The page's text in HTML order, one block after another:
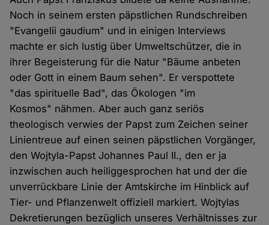
Noch in seinem ersten päpstlichen Rundschreiben
"Evangelii gaudium" und in einigen Interviews
machte er sich lustig über Umweltschützer, die in
ihrer Begeisterung für die Natur "Bäume anbeten
oder Gott in einem Baum sehen". Er verspottete
"das spirituelle Bad", das Ökologen "im
Kosmos" nähmen. Aber auch ganz seriös
theologisch verwies der Papst zum Zeichen seiner
Linientreue auf einen seinen päpstlichen Vorgänger,
den Wojtyla-Papst Johannes Paul II., den er ja
inzwischen auch heiliggesprochen hat und der die
unverrückbare Linie der Amtskirche im Hinblick auf
Tier- und Pflanzenwelt offiziell markiert. Wojtylas
Dekretierungen bezüglich unseres Verhältnisses zur